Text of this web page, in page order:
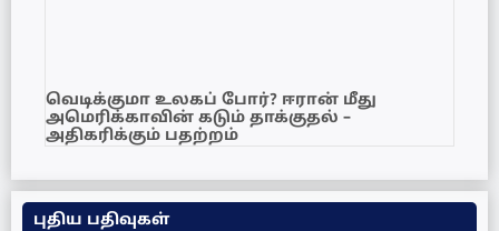
வெடிக்குமா உலகப் போர்? ஈரான் மீது
அமெரிக்காவின் கடும் தாக்குதல் –
அதிகரிக்கும் பதற்றம்
புதிய பதிவுகள்